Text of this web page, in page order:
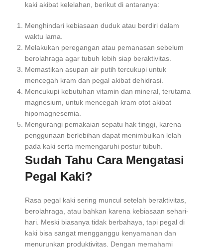
kaki akibat kelelahan, berikut di antaranya:
Menghindari kebiasaan duduk atau berdiri dalam
waktu lama.
Melakukan peregangan atau pemanasan sebelum
berolahraga agar tubuh lebih siap beraktivitas.
Memastikan asupan air putih tercukupi untuk
mencegah kram dan pegal akibat dehidrasi.
Mencukupi kebutuhan vitamin dan mineral, terutama
magnesium, untuk mencegah kram otot akibat
hipomagnesemia.
Mengurangi pemakaian sepatu hak tinggi, karena
penggunaan berlebihan dapat menimbulkan lelah
pada kaki serta memengaruhi postur tubuh.
Sudah Tahu Cara Mengatasi
Pegal Kaki?
Rasa pegal kaki sering muncul setelah beraktivitas,
berolahraga, atau bahkan karena kebiasaan sehari-
hari. Meski biasanya tidak berbahaya, tapi pegal di
kaki bisa sangat mengganggu kenyamanan dan
menurunkan produktivitas. Dengan memahami